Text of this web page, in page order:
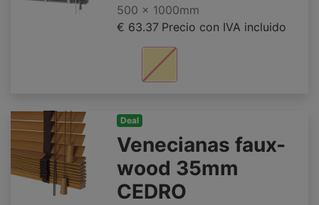
500 x 1000mm
€ 63.37 Precio con IVA incluido
Deal
Venecianas faux-
wood 35mm
CEDRO